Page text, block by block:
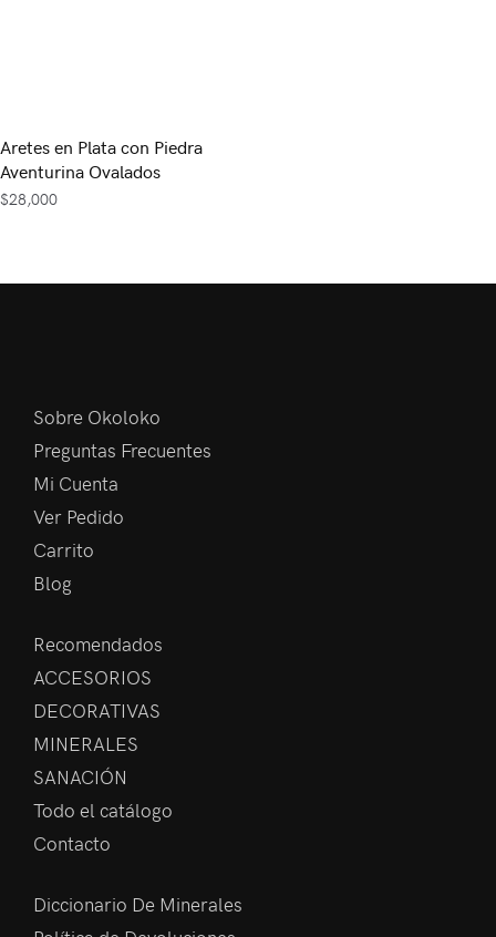
Aretes en Plata con Piedra
Aventurina Ovalados
$28,000
Sobre Okoloko
Preguntas Frecuentes
Mi Cuenta
Ver Pedido
Carrito
Blog
Recomendados
ACCESORIOS
DECORATIVAS
MINERALES
SANACIÓN
Todo el catálogo
Contacto
Diccionario De Minerales